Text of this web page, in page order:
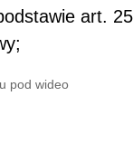
art.
pod wideo